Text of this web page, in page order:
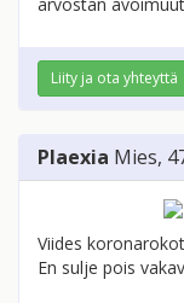
Liity ja ota yhteyttä
Plaexia Mies,
Viides
En sulje pois